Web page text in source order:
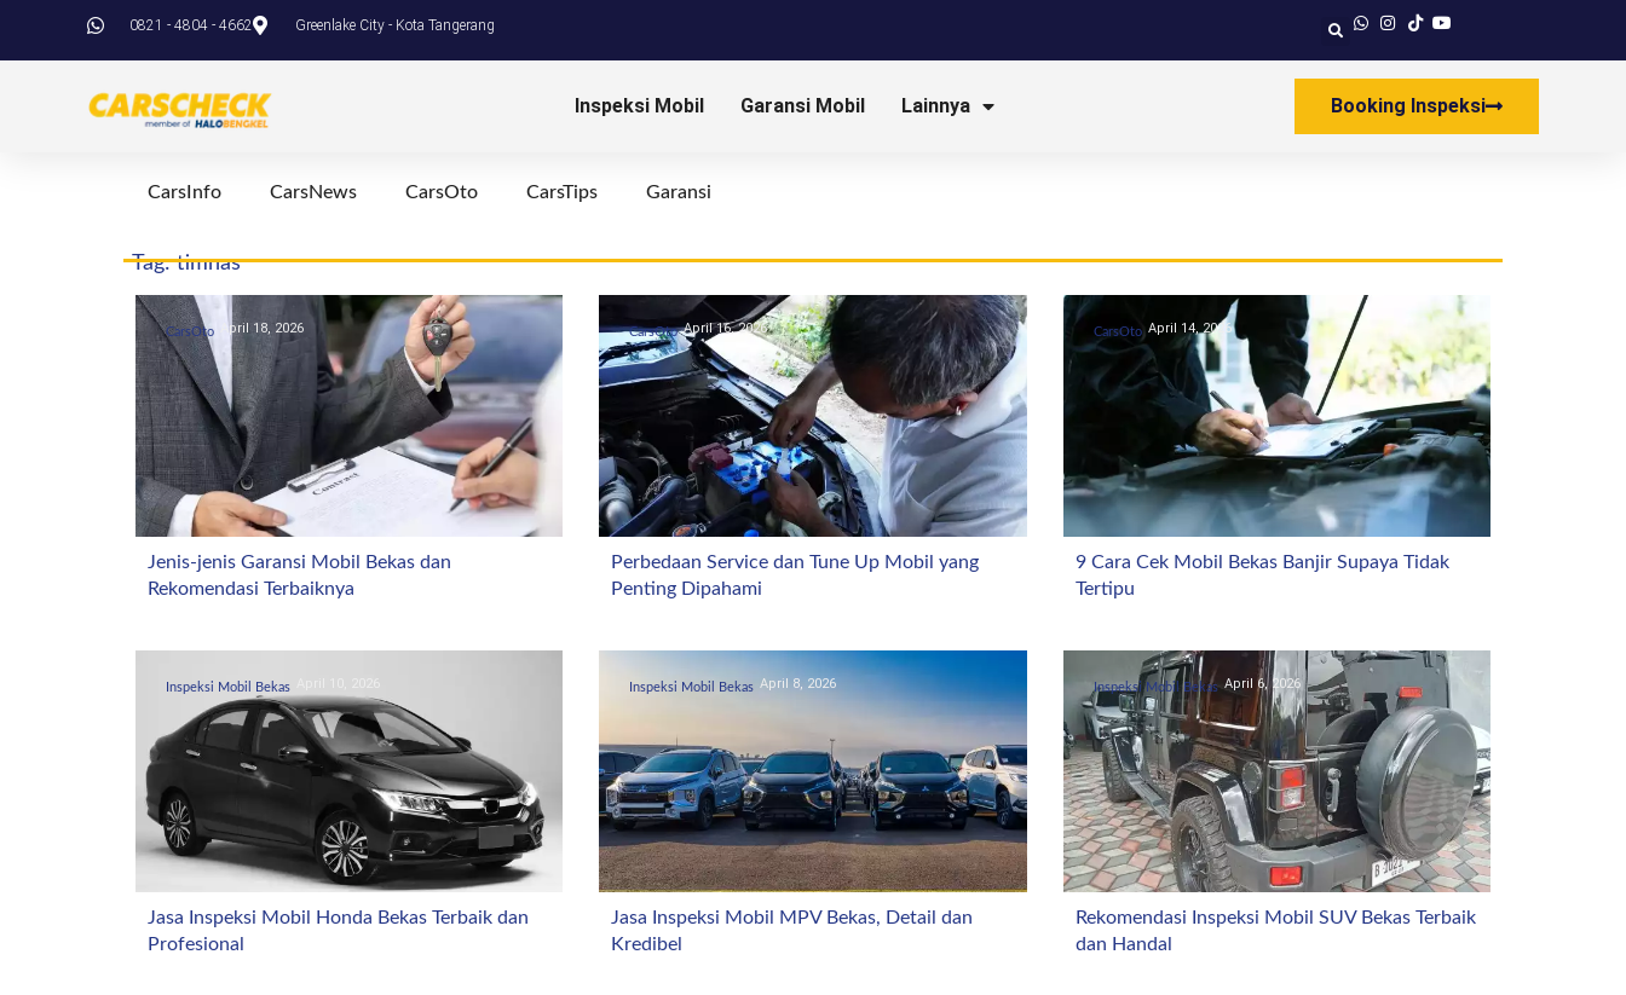
0821 - 4804 - 4662 Greenlake City - Kota Tangerang
Inspeksi Mobil Garansi Mobil Lainnya Booking Inspeksi
CarsInfo CarsNews CarsOto CarsTips Garansi
Tag: timnas
CarsOto April 18, 2026
Jenis-jenis Garansi Mobil Bekas dan
Rekomendasi Terbaiknya
CarsOto April 16, 2026
Perbedaan Service dan Tune Up Mobil yang
Penting Dipahami
CarsOto April 14, 2026
9 Cara Cek Mobil Bekas Banjir Supaya Tidak
Tertipu
Inspeksi Mobil Bekas
Jasa Inspeksi Mobil Honda Bekas Terbaik dan
Profesional
Inspeksi Mobil Bekas April 8, 2026
Jasa Inspeksi Mobil MPV Bekas, Detail dan
Kredibel
Inspeksi Mobil Bekas April 6, 2026
Rekomendasi Inspeksi Mobil SUV Bekas Terbaik
dan Handal